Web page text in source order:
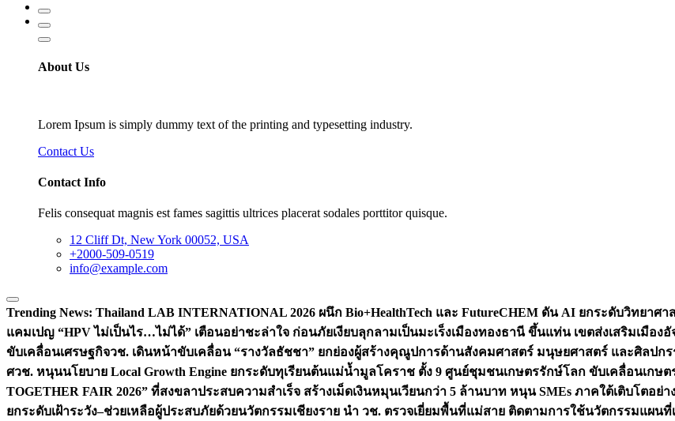
About Us
Lorem Ipsum is simply dummy text of the printing and typesetting industry.
Contact Us
Contact Info
Felis consequat magnis est fames sagittis ultrices placerat sodales porttitor quisque.
12 Cliff Dt, New York 00052, USA
+2000-509-0519
info@example.com
Trending News: Thailand LAB INTERNATIONAL 2026 ผนึก Bio+HealthTech และ FutureCHEM ดัน AI ยกระดับวิทยา
แคมเปญ “HPV ไม่เป็นไร…ไม่ได้” เตือนอย่าชะล่าใจ ก่อนภัยเงียบลุกลามเป็นมะเร็งเมืองทองธานี ขึ้นแท่น เขตส่งเสริมเมือ
ขับเคลื่อนเศรษฐกิจวช. เดินหน้าขับเคลื่อน “รางวัลธัชชา” ยกย่องผู้สร้างคุณูปการด้านสังคมศาสตร์ มนุษยศาสตร์ และศิลปก
ศวช. หนุนนโยบาย Local Growth Engine ยกระดับทุเรียนต้นแม่น้ำมูลโคราช ตั้ง 9 ศูนย์ชุมชนเกษตรรักษ์โลก ขับเคลื่อนเกษ
TOGETHER FAIR 2026” ที่สงขลาประสบความสำเร็จ สร้างเม็ดเงินหมุนเวียนกว่า 5 ล้านบาท หนุน SMEs ภาคใต้เติบโตอย่า
ยกระดับเฝ้าระวัง–ช่วยเหลือผู้ประสบภัยด้วยนวัตกรรมเชียงราย นำ วช. ตรวจเยี่ยมพื้นที่แม่สาย ติดตามการใช้นวัตกรรมแผน